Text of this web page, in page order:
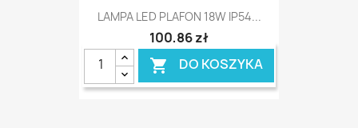
LAMPA LED PLAFON 18W IP54...
100,86 zł
 DO KOSZYKA